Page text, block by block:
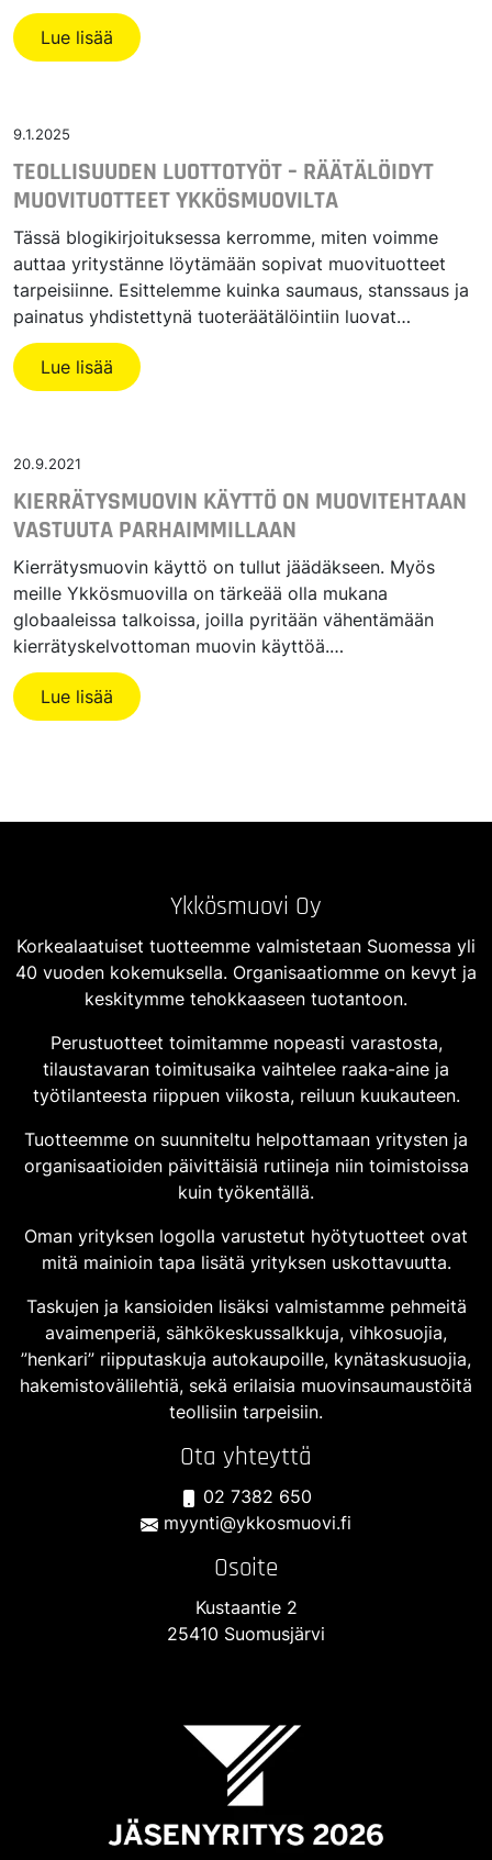
Lue lisää
9.1.2025
TEOLLISUUDEN LUOTTOTYÖT – RÄÄTÄLÖIDYT
MUOVITUOTTEET YKKÖSMUOVILTA
Tässä blogikirjoituksessa kerromme, miten voimme
auttaa yritystänne löytämään sopivat muovituotteet
tarpeisiinne. Esittelemme kuinka saumaus, stanssaus ja
painatus yhdistettynä tuoteräätälöintiin luovat…
Lue lisää
20.9.2021
KIERRÄTYSMUOVIN KÄYTTÖ ON MUOVITEHTAAN
VASTUUTA PARHAIMMILLAAN
Kierrätysmuovin käyttö on tullut jäädäkseen. Myös
meille Ykkösmuovilla on tärkeää olla mukana
globaaleissa talkoissa, joilla pyritään vähentämään
kierrätyskelvottoman muovin käyttöä.…
Lue lisää
Ykkösmuovi Oy
Korkealaatuiset tuotteemme valmistetaan Suomessa yli
40 vuoden kokemuksella. Organisaatiomme on kevyt ja
keskitymme tehokkaaseen tuotantoon.
Perustuotteet toimitamme nopeasti varastosta,
tilaustavaran toimitusaika vaihtelee raaka-aine ja
työtilanteesta riippuen viikosta, reiluun kuukauteen.
Tuotteemme on suunniteltu helpottamaan yritysten ja
organisaatioiden päivittäisiä rutiineja niin toimistoissa
kuin työkentällä.
Oman yrityksen logolla varustetut hyötytuotteet ovat
mitä mainioin tapa lisätä yrityksen uskottavuutta.
Taskujen ja kansioiden lisäksi valmistamme pehmeitä
avaimenperiä, sähkökeskussalkkuja, vihkosuojia,
”henkari” riipputaskuja autokaupoille, kynätaskusuojia,
hakemistovälilehtiä, sekä erilaisia muovinsaumaustöitä
teollisiin tarpeisiin.
Ota yhteyttä
02 7382 650
myynti@ykkosmuovi.fi
Osoite
Kustaantie 2
25410 Suomusjärvi